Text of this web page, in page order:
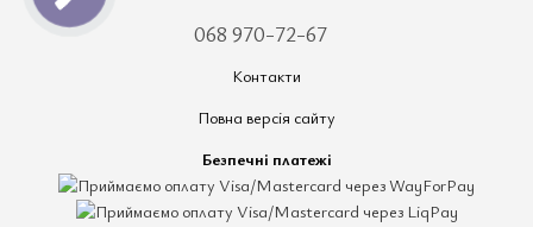
068 970-72-67
Контакти
Повна версія сайту
Безпечні платежі